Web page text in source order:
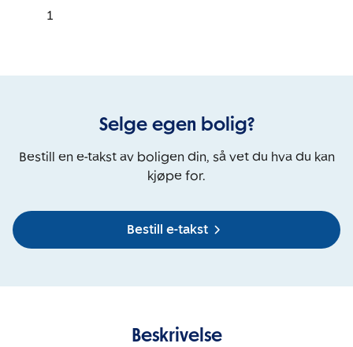
1
Selge egen bolig?
Bestill en e-takst av boligen din, så vet du hva du kan
kjøpe for.
Bestill e-takst
Beskrivelse